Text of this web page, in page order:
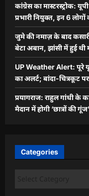
कांग्रेस का मास्टरस्ट्रोक:
प्रभारी नियुक्त, इन 6 लोगों
जुमे की नमाज़ के बाद
बेटा अबान, झांसी में हुई थी
UP Weather Alert: पूरे
का अलर्ट; बांदा-चित्रकूट
प्रयागराज: राहुल गांधी के
मैदान में होगी ‘छात्रों की गूंज’
Categories